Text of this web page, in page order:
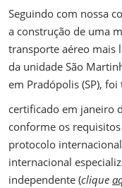
Seguindo com nossa
a construção de uma
transporte aéreo mais
da unidade São
em Pradópolis (SP),
certificado em janeiro
conforme os
protocolo
internacional
independente (clique